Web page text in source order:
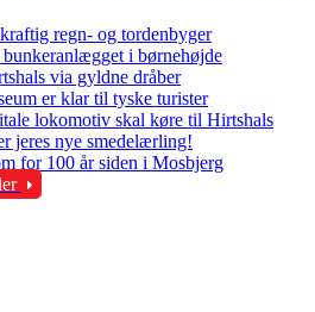
regn- og tordenbyger
i børnehøjde
via gyldne dråber
er klar til tyske turister
lokomotiv skal køre til Hirtshals
jeres nye smedelærling!
for 100 år siden i Mosbjerg